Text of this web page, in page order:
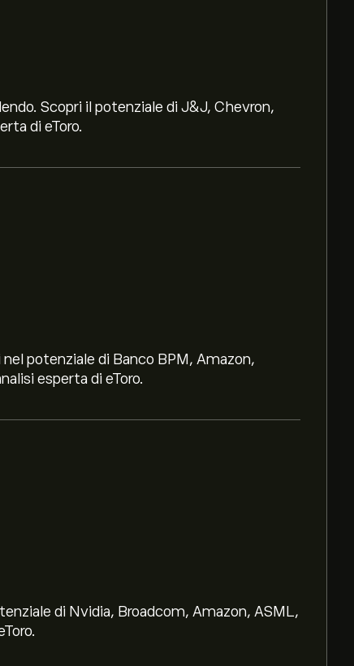
Scopri il potenziale di J&J, Chevron,
di eToro.
potenziale di Banco BPM, Amazon,
esperta di eToro.
di Nvidia, Broadcom, Amazon, ASML,
Commodity Strategy No K-1 ETF